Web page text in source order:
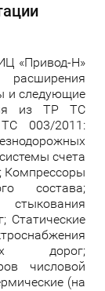
«Привод-Н»
и следующие
из ТР ТС
003/2011:
счета
Компрессоры
состава;
Статические
дорог;
числовой
(на